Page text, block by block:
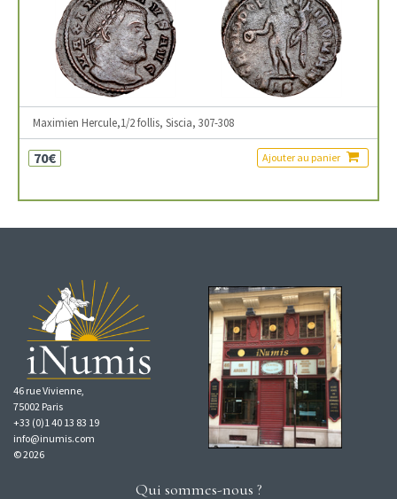
Maximien Hercule,1/2 follis, Siscia, 307-308
70€ Ajouter au panier
46 rue Vivienne,
75002 Paris
+33 (0)1 40 13 83 19
info@inumis.com
© 2026
Qui sommes-nous ?